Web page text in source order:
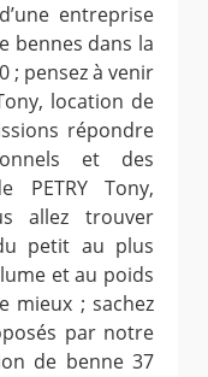
entreprise
bennes dans la
; pensez à venir
location de
répondre
et des
PETRY Tony,
allez trouver
petit au plus
et au poids
mieux ; sachez
par notre
de benne 37